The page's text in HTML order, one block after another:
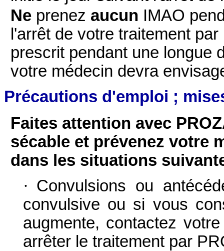
Ne prenez aucun IMAO
l'arrêt de votre traitement
prescrit pendant une longue
votre médecin devra
Précautions d'emploi ;
Faites attention avec
sécable et prévenez votre
dans les situations
· Convulsions ou
convulsive ou si vous
augmente, contactez
arrêter le traitement par